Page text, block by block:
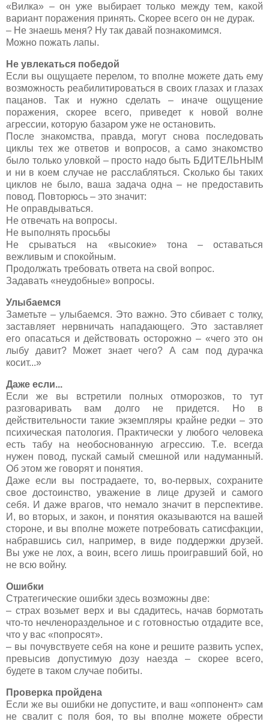
«Вилка» – он уже выбирает только между тем, какой
вариант поражения принять. Скорее всего он не дурак.
– Не знаешь меня? Ну так давай познакомимся.
Можно пожать лапы.
Не увлекаться победой
Если вы ощущаете перелом, то вполне можете дать ему
возможность реабилитироваться в своих глазах и глазах
пацанов. Так и нужно сделать – иначе ощущение
поражения, скорее всего, приведет к новой волне
агрессии, которую базаром уже не остановить.
После знакомства, правда, могут снова последовать
циклы тех же ответов и вопросов, а само знакомство
было только уловкой – просто надо быть БДИТЕЛЬНЫМ
и ни в коем случае не расслабляться. Сколько бы таких
циклов не было, ваша задача одна – не предоставить
повод. Повторюсь – это значит:
Не оправдываться.
Не отвечать на вопросы.
Не выполнять просьбы
Не срываться на «высокие» тона – оставаться
вежливым и спокойным.
Продолжать требовать ответа на свой вопрос.
Задавать «неудобные» вопросы.
Улыбаемся
Заметьте – улыбаемся. Это важно. Это сбивает с толку,
заставляет нервничать нападающего. Это заставляет
его опасаться и действовать осторожно – «чего это он
лыбу давит? Может знает чего? А сам под дурачка
косит...»
Даже если...
Если же вы встретили полных отморозков, то тут
разговаривать вам долго не придется. Но в
действительности такие экземпляры крайне редки – это
психическая патология. Практически у любого человека
есть табу на необоснованную агрессию. Т.е. всегда
нужен повод, пускай самый смешной или надуманный.
Об этом же говорят и понятия.
Даже если вы пострадаете, то, во-первых, сохраните
свое достоинство, уважение в лице друзей и самого
себя. И даже врагов, что немало значит в перспективе.
И, во вторых, и закон, и понятия оказываются на вашей
стороне, и вы вполне можете потребовать сатисфакции,
набравшись сил, например, в виде поддержки друзей.
Вы уже не лох, а воин, всего лишь проигравший бой, но
не всю войну.
Ошибки
Стратегические ошибки здесь возможны две:
– страх возьмет верх и вы сдадитесь, начав бормотать
что-то нечленораздельное и с готовностью отдадите все,
что у вас «попросят».
– вы почувствуете себя на коне и решите развить успех,
превысив допустимую дозу наезда – скорее всего,
будете в таком случае побиты.
Проверка пройдена
Если же вы ошибки не допустите, и ваш «оппонент» сам
не свалит с поля боя, то вы вполне можете обрести